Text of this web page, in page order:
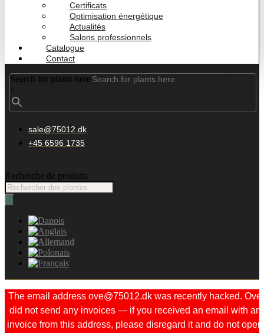
Certificats
Optimisation énergétique
Actualités
Salons professionnels
Catalogue
Contact
Search for plants here
×
sale@75012.dk
+45 6596 1735
Recherche de produits
The email address ove@75012.dk was recently hacked. Ove
did not send any invoices — if you received an email with an
invoice from this address, please disregard it and do not open